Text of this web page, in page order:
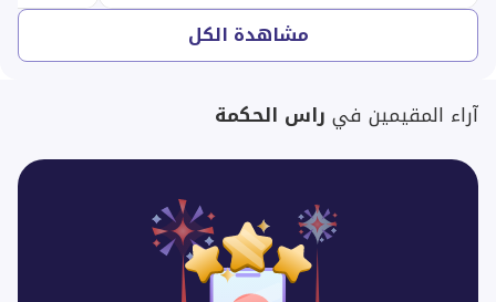
مشاهدة الكل
آراء المقيمين في راس الحكمة